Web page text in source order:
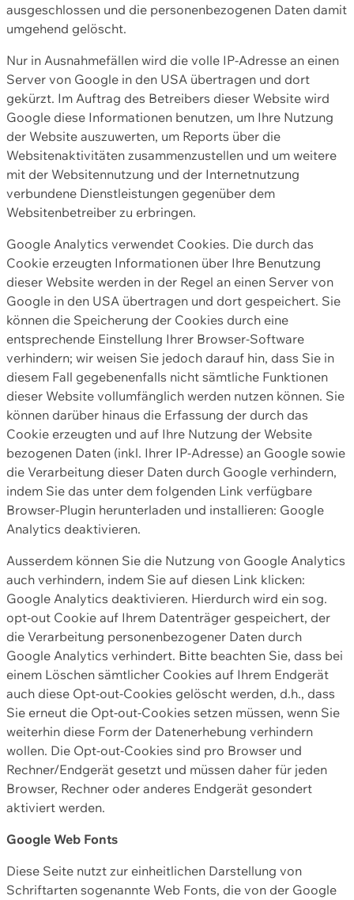
ausgeschlossen und die personenbezogenen Daten damit
umgehend gelöscht.
Nur in Ausnahmefällen wird die volle IP-Adresse an einen
Server von Google in den USA übertragen und dort
gekürzt. Im Auftrag des Betreibers dieser Website wird
Google diese Informationen benutzen, um Ihre Nutzung
der Website auszuwerten, um Reports über die
Websitenaktivitäten zusammenzustellen und um weitere
mit der Websitennutzung und der Internetnutzung
verbundene Dienstleistungen gegenüber dem
Websitenbetreiber zu erbringen.
Google Analytics verwendet Cookies. Die durch das
Cookie erzeugten Informationen über Ihre Benutzung
dieser Website werden in der Regel an einen Server von
Google in den USA übertragen und dort gespeichert. Sie
können die Speicherung der Cookies durch eine
entsprechende Einstellung Ihrer Browser-Software
verhindern; wir weisen Sie jedoch darauf hin, dass Sie in
diesem Fall gegebenenfalls nicht sämtliche Funktionen
dieser Website vollumfänglich werden nutzen können. Sie
können darüber hinaus die Erfassung der durch das
Cookie erzeugten und auf Ihre Nutzung der Website
bezogenen Daten (inkl. Ihrer IP-Adresse) an Google sowie
die Verarbeitung dieser Daten durch Google verhindern,
indem Sie das unter dem folgenden Link verfügbare
Browser-Plugin herunterladen und installieren: Google
Analytics deaktivieren.
Ausserdem können Sie die Nutzung von Google Analytics
auch verhindern, indem Sie auf diesen Link klicken:
Google Analytics deaktivieren. Hierdurch wird ein sog.
opt-out Cookie auf Ihrem Datenträger gespeichert, der
die Verarbeitung personenbezogener Daten durch
Google Analytics verhindert. Bitte beachten Sie, dass bei
einem Löschen sämtlicher Cookies auf Ihrem Endgerät
auch diese Opt-out-Cookies gelöscht werden, d.h., dass
Sie erneut die Opt-out-Cookies setzen müssen, wenn Sie
weiterhin diese Form der Datenerhebung verhindern
wollen. Die Opt-out-Cookies sind pro Browser und
Rechner/Endgerät gesetzt und müssen daher für jeden
Browser, Rechner oder anderes Endgerät gesondert
aktiviert werden.
Google Web Fonts
Diese Seite nutzt zur einheitlichen Darstellung von
Schriftarten sogenannte Web Fonts, die von der Google